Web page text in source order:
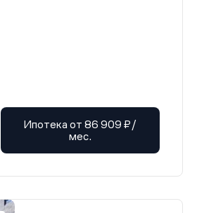
Ипотека от 86 909 ₽/
мес.